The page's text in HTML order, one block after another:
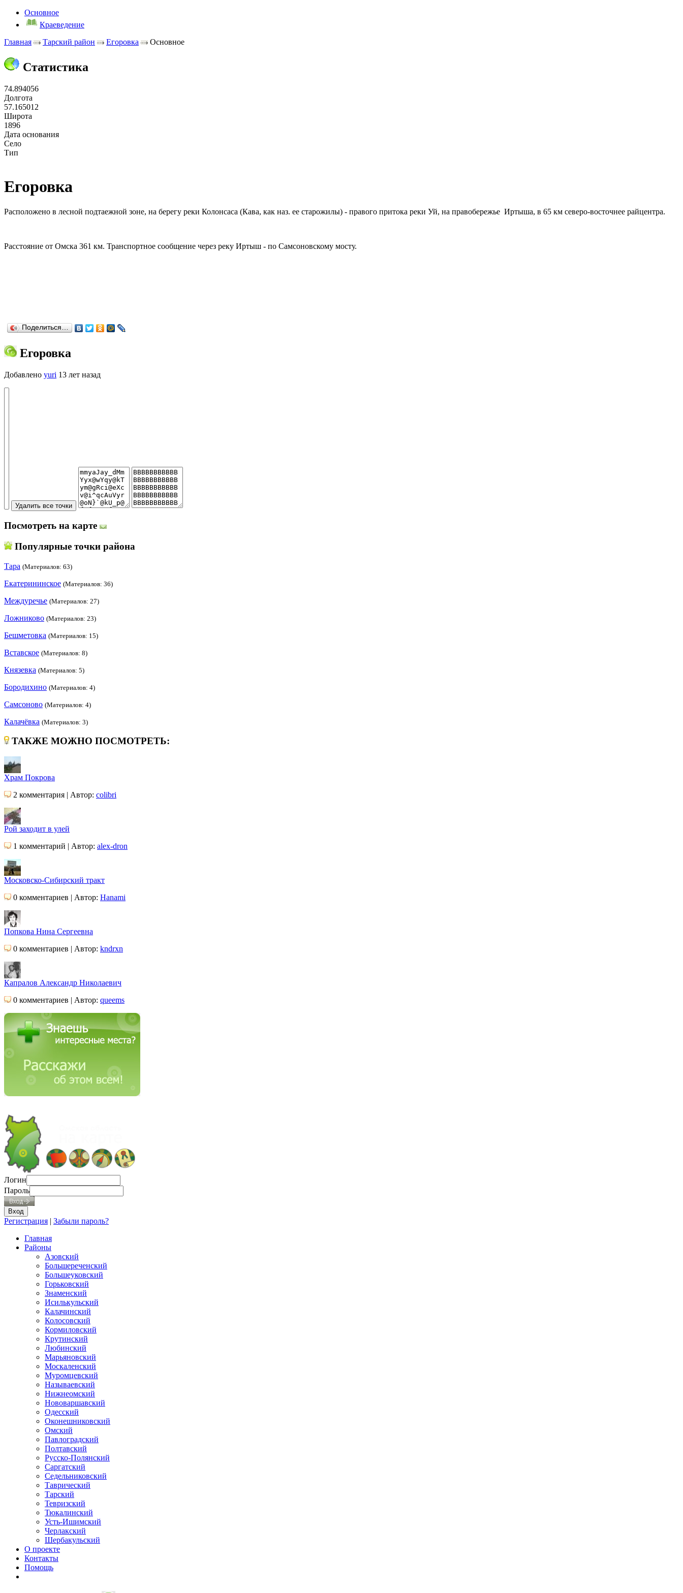
Основное
Краеведение
Главная
Тарский район Егоровка Основное
Статистика
74.894056
Долгота
57.165012
Широта
1896
Дата основания
Село
Тип
Егоровка
Расположено в лесной подтаежной зоне, на берегу реки Колонсаса (Кава, как наз. ее старожилы) - правого притока реки Уй, на правобережье Иртыша, в 65 км северо-восточнее райцентра.
Расстояние от Омска 361 км. Транспортное сообщение через реку Иртыш - по Самсоновскому мосту.
Поделиться…
Егоровка
Добавлено yuri 13 лет назад
Посмотреть на карте
Популярные точки района
Тара (Материалов: 63)
Екатерининское (Материалов: 36)
Междуречье (Материалов: 27)
Ложниково (Материалов: 23)
Бешметовка (Материалов: 15)
Вставское (Материалов: 8)
Князевка (Материалов: 5)
Бородихино (Материалов: 4)
Самсоново (Материалов: 4)
Калачёвка (Материалов: 3)
ТАКЖЕ МОЖНО ПОСМОТРЕТЬ:
Храм Покрова
2 комментария | Автор: colibri
Рой заходит в улей
1 комментарий | Автор: alex-dron
Московско-Сибирский тракт
0 комментариев | Автор: Hanami
Попкова Нина Сергеевна
0 комментариев | Автор: kndrxn
Капралов Александр Николаевич
0 комментариев | Автор: queems
Логин
Пароль
Регистрация | Забыли пароль?
Главная
Районы
Азовский
Большереченский
Большеуковский
Горьковский
Знаменский
Исилькульский
Калачинский
Колосовский
Кормиловский
Крутинский
Любинский
Марьяновский
Москаленский
Муромцевский
Называевский
Нижнеомский
Нововаршавский
Одесский
Оконешниковский
Омский
Павлоградский
Полтавский
Русско-Полянский
Саргатский
Седельниковский
Таврический
Тарский
Тевризский
Тюкалинский
Усть-Ишимский
Черлакский
Шербакульский
О проекте
Контакты
Помощь